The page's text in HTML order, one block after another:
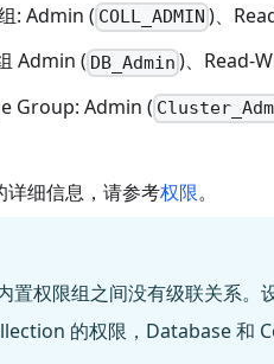
: Admin ( COLL_ADMIN )、
Admin ( DB_Admin )、Read-
Group: Admin (
详细信息，请参考权限。
置权限组之间没有级联关系
的权限，Database 和